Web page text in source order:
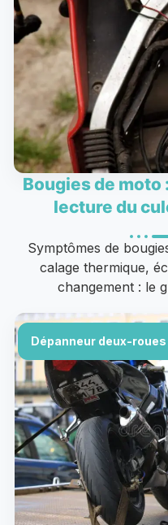
Bougies de moto
lecture du
Symptômes de
calage thermique,
changement : le
Dépanneur deux-roues